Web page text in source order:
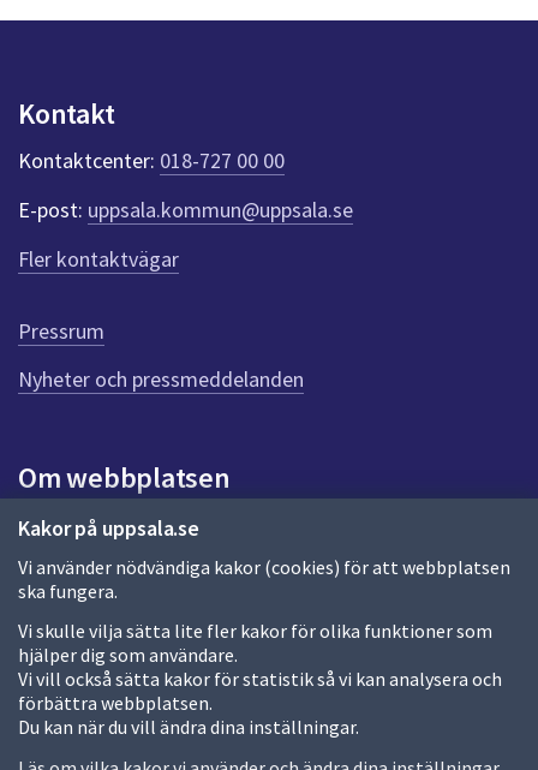
Kakor på uppsala.se
Vi använder nödvändiga kakor (cookies) för att webbplatsen
ska fungera.
Vi skulle vilja sätta lite fler kakor för olika funktioner som
hjälper dig som användare.
Vi vill också sätta kakor för statistik så vi kan analysera och
förbättra webbplatsen.
Du kan när du vill ändra dina inställningar.
n
k
e
r
f
ö
r
e
n
n
a
d
a
Kontakt
Kontaktcenter: 018-727 00 00
E-post: uppsala.kommun@uppsala.se
Fler kontaktvägar
Pressrum
Nyheter och pressmeddelanden
Om webbplatsen
Om webbplatsen
Allmänna handlingar och diarium
Behandling av personuppgifter
Kakor
Språk (other languages)
Tillgänglighetsredogörelse